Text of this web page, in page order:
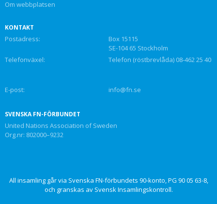
Om webbplatsen
KONTAKT
Postadress:
Box 15115
SE-104 65 Stockholm
Telefonväxel:
Telefon (röstbrevlåda) 08-462 25 40
E-post: info@fn.se
SVENSKA FN-FÖRBUNDET
United Nations Association of Sweden
Org.nr: 802000–9232
All insamling går via Svenska FN-förbundets 90-konto, PG 90 05 63-8,
och granskas av Svensk Insamlingskontroll.